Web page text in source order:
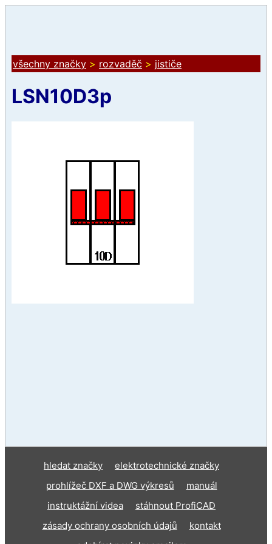
všechny značky > rozvaděč > jističe
LSN10D3p
hledat značky
elektrotechnické značky
prohlížeč DXF a DWG výkresů
manuál
instruktážní videa
stáhnout ProfiCAD
zásady ochrany osobních údajů
kontakt